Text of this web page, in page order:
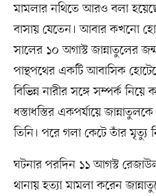
মামলার নথিতে আরও বলা
বাসায় যেতেন। আবার কখনো
সালের ১০ অগাস্ট জান্নাতুলের
পান্থপথের একটি আবাসিক
বিভিন্ন নারীর সঙ্গে সম্পর্ক নিয়ে
ধস্তাধস্তির একপর্যায়ে
তিনি। পরে গলা কেটে তাঁর মৃত্যু
ঘটনার পরদিন ১১ আগস্ট
থানায় হত্যা মামলা করেন